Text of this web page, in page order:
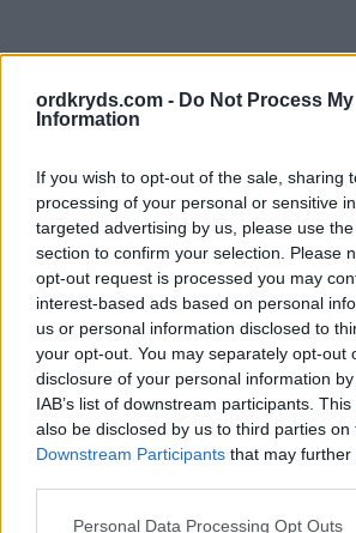
ordkryds.com - Do Not Process
Information
If you wish to opt-out of the sale, sharing
processing of your personal or sensitive
targeted advertising by us, please use
section to confirm your selection. Please
opt-out request is processed you may
interest-based ads based on personal
us or personal information disclosed to
your opt-out. You may separately opt-out
disclosure of your personal information
IAB’s list of downstream participants.
also be disclosed by us to third parties on
Downstream Participants that may
Personal Data Processing Opt Outs